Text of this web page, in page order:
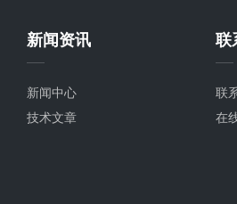
新闻资讯
新闻中心
技术文章
联
联
在